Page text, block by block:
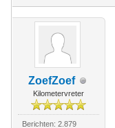
ZoefZoef
Kilometervreter
Berichten: 2.879